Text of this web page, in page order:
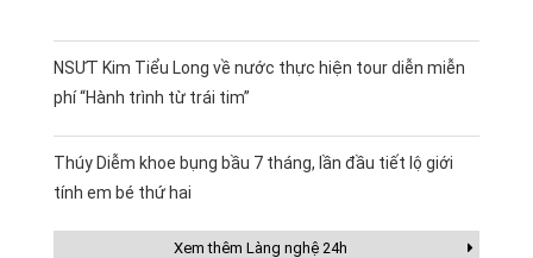
NSƯT Kim Tiểu Long về nước thực hiện tour diễn miễn
phí “Hành trình từ trái tim”
Thúy Diễm khoe bụng bầu 7 tháng, lần đầu tiết lộ giới
tính em bé thứ hai
Xem thêm Làng nghệ 24h